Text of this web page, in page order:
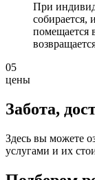
При
собирается,
помещается
05
цены
Забота,
Здесь вы можете
услугами и их